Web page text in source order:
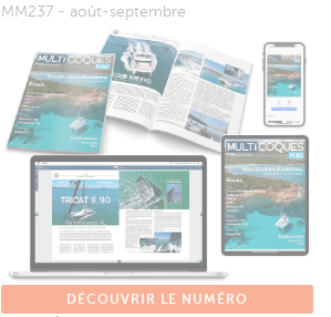
MM237 - août-septembre
DÉCOUVRIR LE NUMÉRO